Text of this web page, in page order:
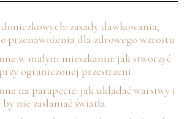
zasady dawkowania,
przenawożenia dla zdrowego wzrostu
w małym mieszkaniu: jak stworzyć
ograniczonej przestrzeni
na parapecie: jak układać warstwy i
nie zasłaniać światła